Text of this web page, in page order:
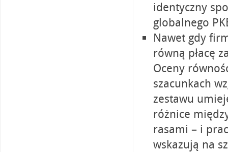
identyczny
globalnego
Nawet gdy
równą płacę
Oceny
szacunkach
zestawu
różnice
rasami – i
wskazują na